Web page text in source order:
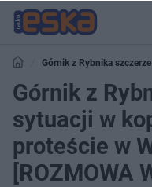
Górnik z Rybnika
Warszawie [ROZMOWA WIDEO]
Górnik z
sytuacji w
proteście w
[ROZMOWA